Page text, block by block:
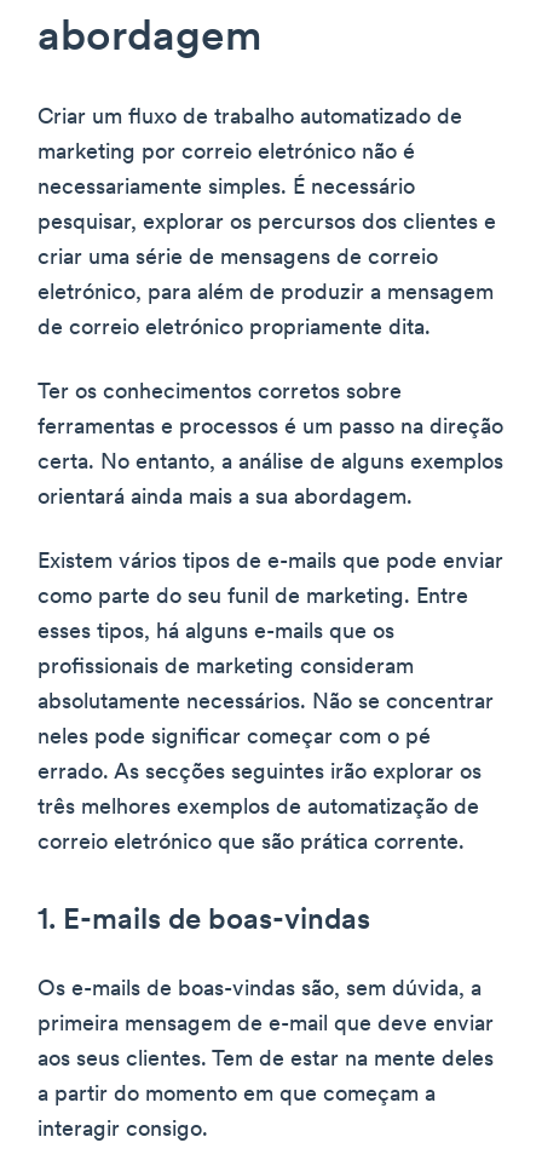
abordagem
Criar um fluxo de trabalho automatizado de
marketing por correio eletrónico não é
necessariamente simples. É necessário
pesquisar, explorar os percursos dos clientes e
criar uma série de mensagens de correio
eletrónico, para além de produzir a mensagem
de correio eletrónico propriamente dita.
Ter os conhecimentos corretos sobre
ferramentas e processos é um passo na direção
certa. No entanto, a análise de alguns exemplos
orientará ainda mais a sua abordagem.
Existem vários tipos de e-mails que pode enviar
como parte do seu funil de marketing. Entre
esses tipos, há alguns e-mails que os
profissionais de marketing consideram
absolutamente necessários. Não se concentrar
neles pode significar começar com o pé
errado. As secções seguintes irão explorar os
três melhores exemplos de automatização de
correio eletrónico que são prática corrente.
1. E-mails de boas-vindas
Os e-mails de boas-vindas são, sem dúvida, a
primeira mensagem de e-mail que deve enviar
aos seus clientes. Tem de estar na mente deles
a partir do momento em que começam a
interagir consigo.